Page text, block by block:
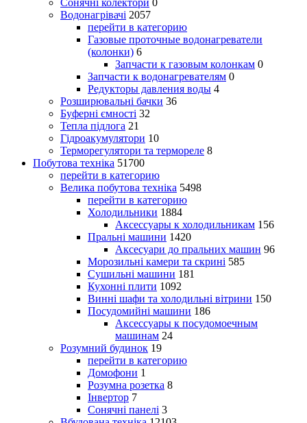
Сонячні колектори 0
Водонагрівачі 2057
перейти в категорию
Газовые проточные водонагреватели
(колонки) 6
Запчасти к газовым колонкам 0
Запчасти к водонагревателям 0
Редукторы давления воды 4
Розширювальні бачки 36
Буферні ємності 32
Тепла підлога 21
Гідроакумулятори 10
Терморегулятори та термореле 8
Побутова техніка 51700
перейти в категорию
Велика побутова техніка 5498
перейти в категорию
Холодильники 1884
Аксессуары к холодильникам 156
Пральні машини 1420
Аксесуари до пральних машин 96
Морозильні камери та скрині 585
Сушильні машини 181
Кухонні плити 1092
Винні шафи та холодильні вітрини 150
Посудомийні машини 186
Аксессуары к посудомоечным
машинам 24
Розумний будинок 19
перейти в категорию
Домофони 1
Розумна розетка 8
Інвертор 7
Сонячні панелі 3